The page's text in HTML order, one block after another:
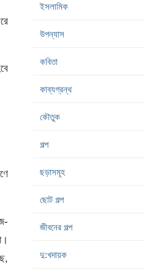
ইসলামিক
উপন্যাস
কবিতা
কাব্যগ্রন্থ
কৌতুক
গল্প
ছড়াসমূহ
ছোট গল্প
জীবনের গল্প
দু:খদায়ক